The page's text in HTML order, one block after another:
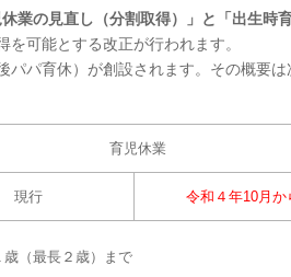
の見直し（分割取得）」と「出生時
可能とする改正が行われます。
パパ育休）が創設されます。その概要
育児休業
現行 令和４年10月か
歳（最長２歳）まで